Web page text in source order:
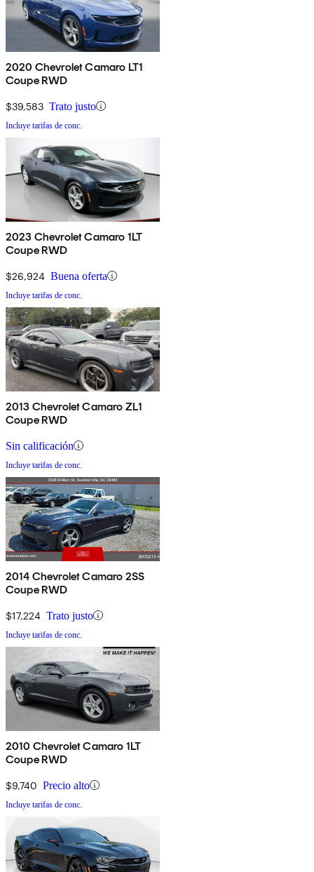
2020 Chevrolet Camaro LT1
Coupe RWD
$39,583 Trato justo
Incluye tarifas de conc.
2023 Chevrolet Camaro 1LT
Coupe RWD
$26,924 Buena oferta
Incluye tarifas de conc.
2013 Chevrolet Camaro ZL1
Coupe RWD
Sin calificación
Incluye tarifas de conc.
2014 Chevrolet Camaro 2SS
Coupe RWD
$17,224 Trato justo
Incluye tarifas de conc.
2010 Chevrolet Camaro 1LT
Coupe RWD
$9,740 Precio alto
Incluye tarifas de conc.